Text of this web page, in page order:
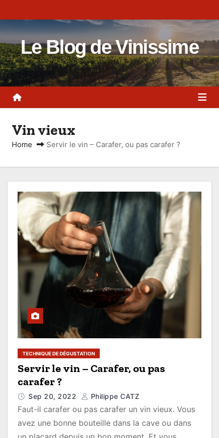
k
i
p
t
o
c
Le Blog de Vinissime
Vin vieux
Home Servir le vin – Carafer, ou pas carafer ?
TECHNIQUE DE DÉGUSTATION
Servir le vin – Carafer, ou pas
carafer ?
Sep 20, 2022 Philippe CATZ
Faut-il carafer ou pas carafer un vin vieux. Vous
avez une bonne bouteille dans la cave ou dans